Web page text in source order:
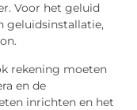
Voor het geluid
geluidsinstallatie,
rekening moeten
en de
inrichten en het